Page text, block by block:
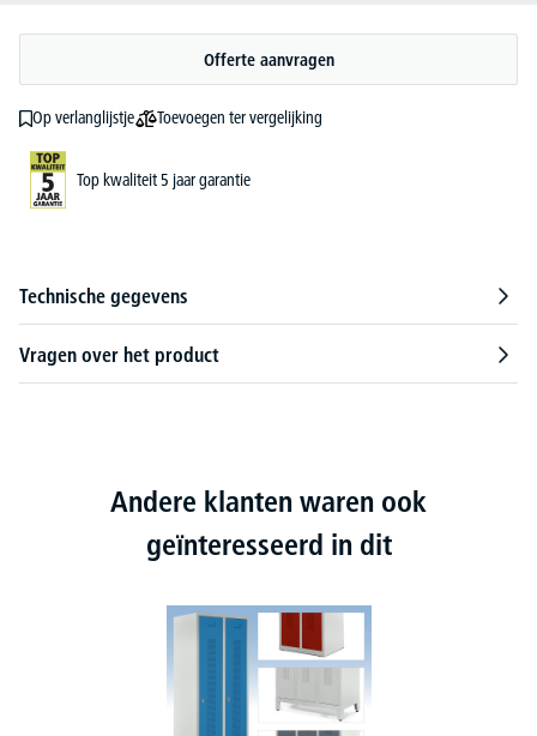
Offerte aanvragen
Op verlanglijstje Toevoegen ter vergelijking
Top kwaliteit 5 jaar garantie
Technische gegevens
Vragen over het product
Andere klanten waren ook
geïnteresseerd in dit